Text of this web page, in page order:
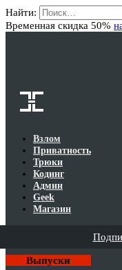
Найти:
Временная скидка 50%
Взлом
Приватность
Трюки
Кодинг
Админ
Geek
Магазин
Выпуски